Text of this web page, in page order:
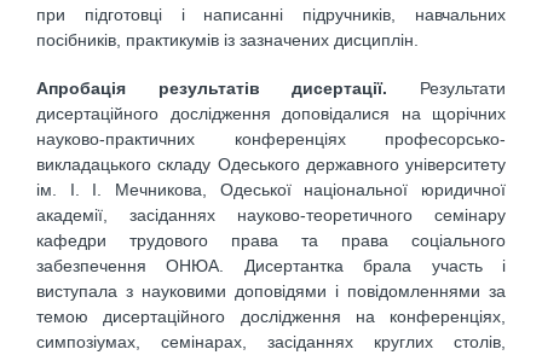
при підготовці і написанні підручників, навчальних
посібників, практикумів із зазначених дисциплін.
Апробація результатів дисертації. Результати
дисертаційного дослідження доповідалися на щорічних
науково-практичних конференціях професорсько-
викладацького складу Одеського державного університету
ім. І. І. Мечникова, Одеської національної юридичної
академії, засіданнях науково-теоретичного семінару
кафедри трудового права та права соціального
забезпечення ОНЮА. Дисертантка брала участь і
виступала з науковими доповідями і повідомленнями за
темою дисертаційного дослідження на конференціях,
симпозіумах, семінарах, засіданнях круглих столів,